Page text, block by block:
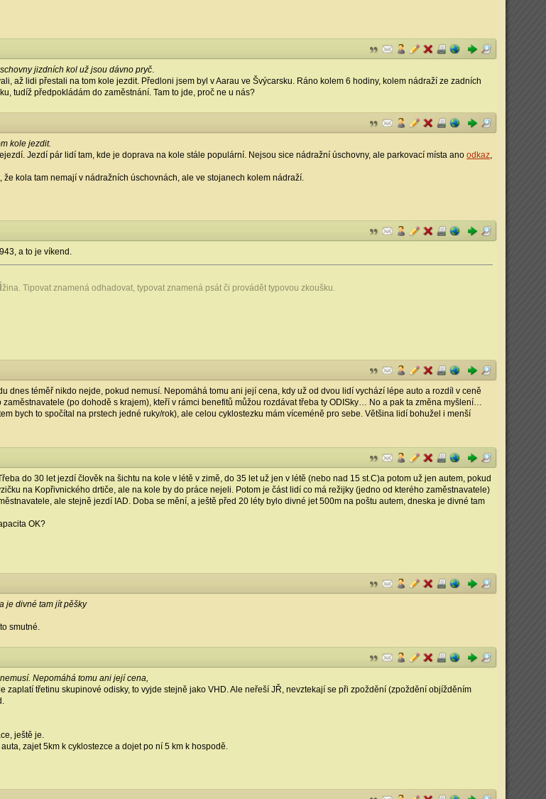
jizdních kol už jsou dávno pryč.
až lidi přestali na tom kole jezdit. Předloni jsem byl v Aarau ve Švýcarsku. Ráno kolem 6 hodiny, kolem nádraží ze zadních
tudíž předpokládám do zaměstnání. Tam to jde, proč ne u nás?
kole jezdit.
Jezdí pár lidí tam, kde je doprava na kole stále populární. Nejsou sice nádražní úschovny, ale parkovací místa ano odkaz,
kola tam nemají v nádražních úschovnách, ale ve stojanech kolem nádraží.
a to je víkend.
ižina. Tipovat znamená odhadovat, typovat znamená psát či provádět typovou zkoušku.
dnes téměř nikdo nejde, pokud nemusí. Nepomáhá tomu ani její cena, kdy už od dvou lidí vychází lépe auto a rozdíl v ceně
(po dohodě s krajem), kteří v rámci benefitů můžou rozdávat třeba ty ODISky… No a pak ta změna myšlení…
bych to spočítal na prstech jedné ruky/rok), ale celou cyklostezku mám víceméně pro sebe. Většina lidí bohužel i menší
do 30 let jezdí člověk na šichtu na kole v létě v zimě, do 35 let už jen v létě (nebo nad 15 st.C)a potom už jen autem, pokud
na Kopřivnického drtiče, ale na kole by do práce nejeli. Potom je část lidí co má režijky (jedno od kterého zaměstnavatele)
ale stejně jezdí IAD. Doba se mění, a ještě před 20 léty bylo divné jet 500m na poštu autem, dneska je divné tam
OK?
je divné tam jít pěšky
smutné.
Nepomáhá tomu ani její cena,
zaplatí třetinu skupinové odisky, to vyjde stejně jako VHD. Ale neřeší JŘ, nevztekají se při zpoždění (zpoždění objížděním
ještě je.
zajet 5km k cyklostezce a dojet po ní 5 km k hospodě.